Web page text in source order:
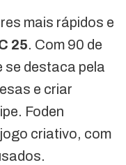
mais rápidos e
25. Com 90 de
se destaca pela
e criar
Foden
criativo, com